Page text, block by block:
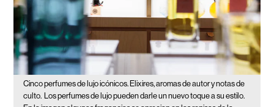
Cinco perfumes de lujo icónicos. Elixires, aromas de autor y notas de
culto.
Los perfumes de lujo pueden darle un nuevo toque a su estilo.